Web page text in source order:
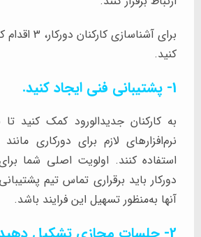
برای آشناسازی
کنید.
1- پشتیبانی فنی ایجاد کنید.
به کارکنان جدیدالورود کمک کنید تا
نرم‌افزارهای لازم برای دورکاری مانند
استفاده کنند. اولویت اصلی شما
دورکار باید برقراری تماس تیم
آنها به‌منظور تسهیل این فرایند باشد.